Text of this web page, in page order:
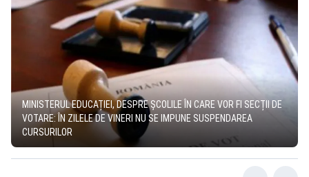
MINISTERUL EDUCAȚIEI, DESPRE ȘCOLILE ÎN CARE VOR FI SECȚII DE
VOTARE: ÎN ZILELE DE VINERI NU SE IMPUNE SUSPENDAREA
CURSURILOR